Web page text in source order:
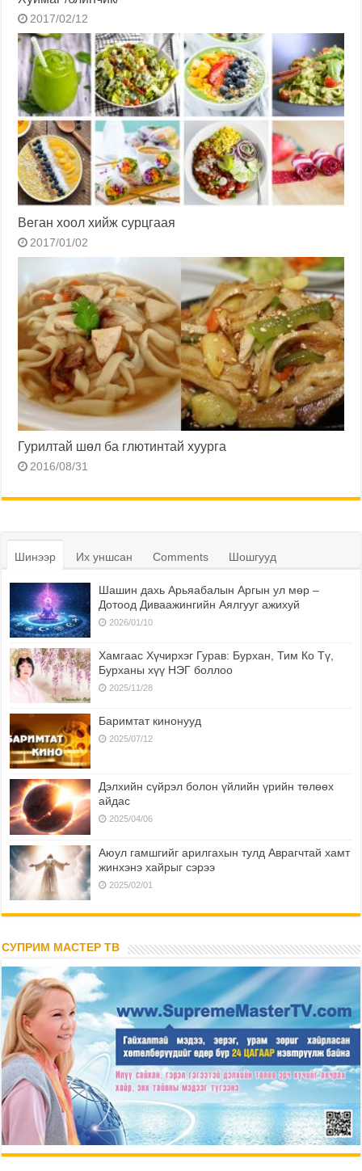
2017/02/12
Веган хоол хийж сурцгаая
2017/01/02
Гурилтай шөл ба глютинтай хуурга
2016/08/31
Шинээр Их уншсан Comments Шошгууд
Шашин дахь Арьяабалын Аргын ул мөр –
Дотоод Диваажингийн Аялгууг ажихуй
2026/01/10
Хамгаас Хүчирхэг Гурав: Бурхан, Тим Ко Тү,
Бурханы хүү НЭГ боллоо
2025/11/28
Баримтат кинонууд
2025/07/12
Дэлхийн сүйрэл болон үйлийн үрийн төлөөх
айдас
2025/04/06
Аюул гамшгийг арилгахын тулд Аврагчтай хамт
жинхэнэ хайрыг сэрээ
2025/02/01
СУПРИМ МАСТЕР ТВ